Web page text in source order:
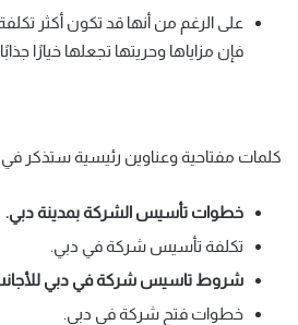
على الرغم من أنها قد تكون أكثر
فإن مزاياها وحريتها تجعلها خيارًا
كلمات مفتاحية وعناوين رئيسية ستذكر في
خطوات تأسيس الشركة بمدينة دبي.
تكلفة تأسيس شركة في دبي.
شروط تاسيس شركة في دبي
خطوات فتح شركة في دبي.